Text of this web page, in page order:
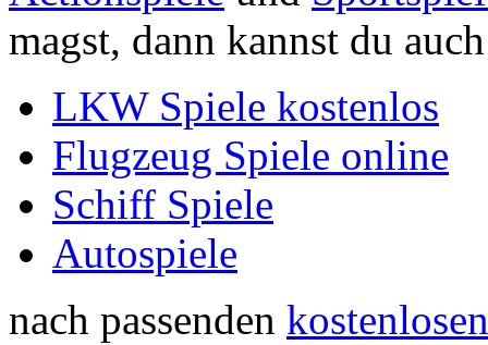
magst, dann kannst du
LKW Spiele kostenlos
Flugzeug Spiele online
Schiff Spiele
Autospiele
nach passenden